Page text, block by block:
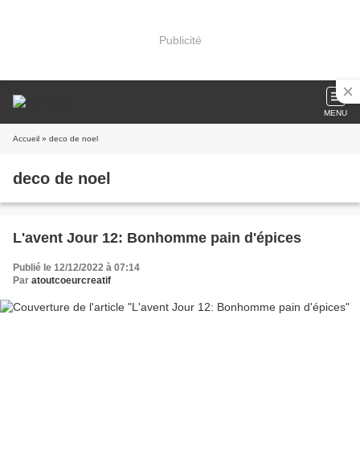
Publicité
MENU
Accueil » deco de noel
deco de noel
L'avent Jour 12: Bonhomme pain d'épices
Publié le 12/12/2022 à 07:14
Par atoutcoeurcreatif